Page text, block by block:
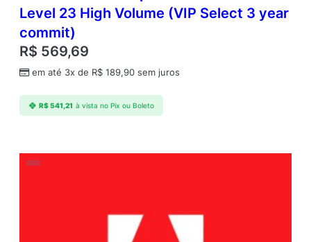
Level 23 High Volume (VIP Select 3 year
commit)
R$ 569,69
em até 3x de R$ 189,90 sem juros
R$541,21 à vista no Pix ou Boleto